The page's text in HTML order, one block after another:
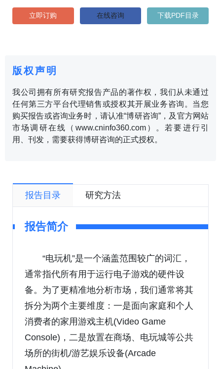
立即订购 在线咨询 下载PDF目录
版权声明
我公司拥有所有研究报告产品的著作权，我们从未通过
任何第三方平台代理销售或授权其开展业务咨询。当您
购买报告或咨询业务时，请认准“博研咨询”，及官方网站
市场调研在线（www.cninfo360.com）。若要进行引
用、刊发，需要获得博研咨询的正式授权。
报告目录 研究方法
报告简介
“电玩机”是一个涵盖范围较广的词汇，
通常指代所有用于运行电子游戏的硬件设
备。为了更精准地分析市场，我们通常将其
拆分为两个主要维度：一是面向家庭和个人
消费者的家用游戏主机(Video Game
Console)，二是放置在商场、电玩城等公共
场所的街机/游艺娱乐设备(Arcade